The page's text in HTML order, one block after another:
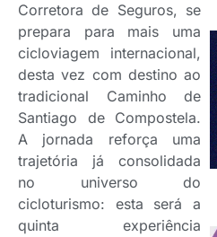
Corretora de Seguros, se
prepara para mais uma
cicloviagem internacional,
desta vez com destino ao
tradicional Caminho de
Santiago de Compostela.
A jornada reforça uma
trajetória já consolidada
no universo do
cicloturismo: esta será a
quinta experiência